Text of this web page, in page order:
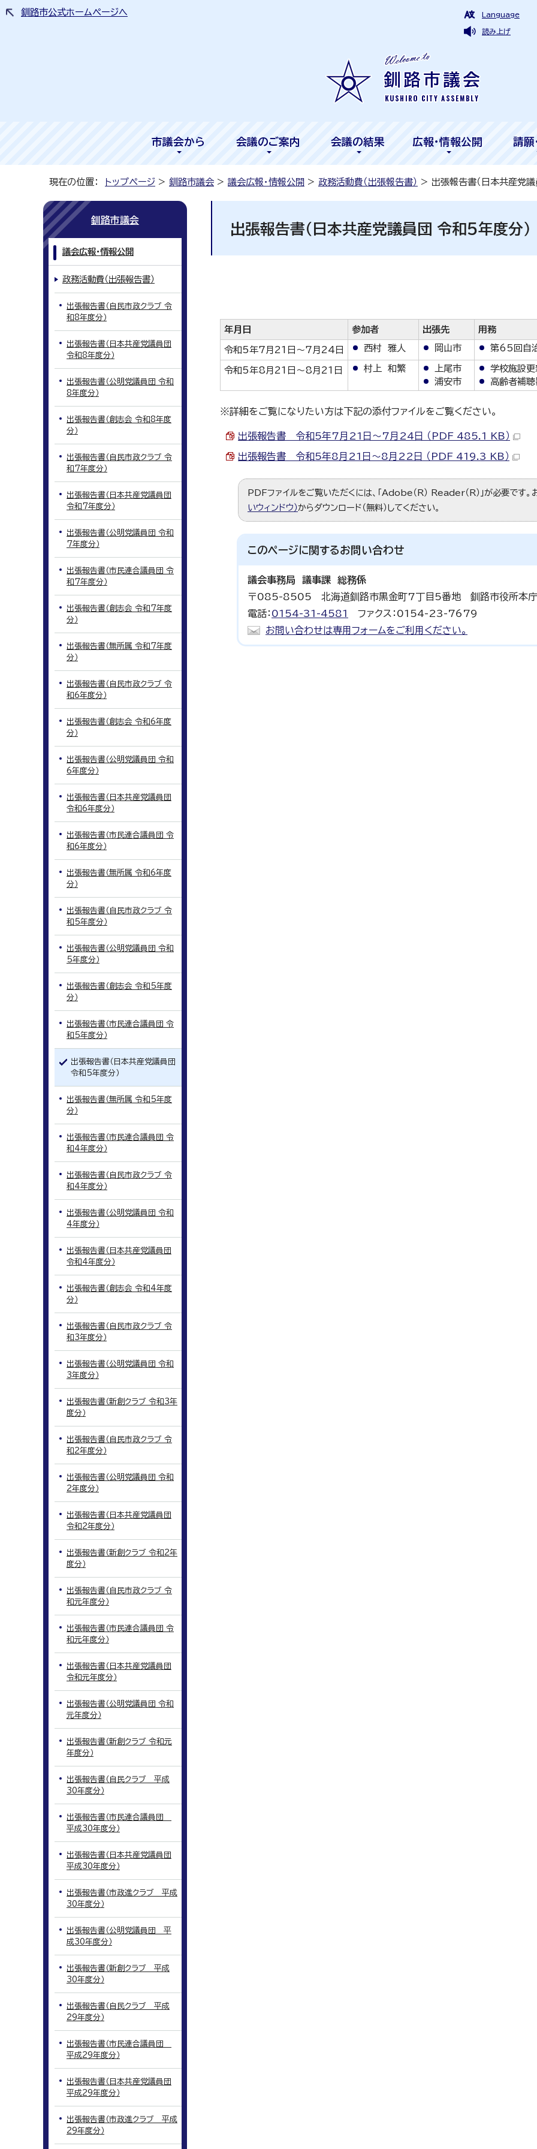
Language
読み上げ
釧路市公式ホームページへ
市議会から 会議のご案内 会議の結果 広報・情報公開 請願
現在の位置： トップページ > 釧路市議会 > 議会広報・情報公開 > 政務活動費（出張報告書） > 出張報告書（日本共産党
出張報告書（日本共産党議員団 令和5年度分）
年月日 参加者 出張先 用務
令和5年7月21日～7月24日 西村 雅人 岡山市 第65回自
令和5年8月21日～8月21日 村上 和繁
上尾市
浦安市
学校施設
高齢者補
※詳細をご覧になりたい方は下記の添付ファイルをご覧ください。
出張報告書 令和5年7月21日～7月24日 （PDF 485.1 KB）
出張報告書 令和5年8月21日～8月22日 （PDF 419.3 KB）
PDFファイルをご覧いただくには、「Adobe（R） Reader（R）」が必要です
いウィンドウ）からダウンロード（無料）してください。
このページに関するお問い合わせ
議会事務局 議事課 総務係
〒085-8505 北海道釧路市黒金町7丁目5番地 釧路市役所本
電話： 0154-31-4581
ファクス：0154-23-7679
お問い合わせは専用フォームをご利用ください。
釧路市議会
議会広報・情報公開
政務活動費（出張報告書）
出張報告書（自民市政クラブ 令
和8年度分）
出張報告書（日本共産党議員団
令和8年度分）
出張報告書（公明党議員団 令和
8年度分）
出張報告書（創志会 令和8年度
分）
出張報告書（自民市政クラブ 令
和7年度分）
出張報告書（日本共産党議員団
令和7年度分）
出張報告書（公明党議員団 令和
7年度分）
出張報告書（市民連合議員団 令
和7年度分）
出張報告書（創志会 令和7年度
分）
出張報告書（無所属 令和7年度
分）
出張報告書（自民市政クラブ 令
和6年度分）
出張報告書（創志会 令和6年度
分）
出張報告書（公明党議員団 令和
6年度分）
出張報告書（日本共産党議員団
令和6年度分）
出張報告書（市民連合議員団 令
和6年度分）
出張報告書（無所属 令和6年度
分）
出張報告書（自民市政クラブ 令
和5年度分）
出張報告書（公明党議員団 令和
5年度分）
出張報告書（創志会 令和5年度
分）
出張報告書（市民連合議員団 令
和5年度分）
出張報告書（日本共産党議員団
令和5年度分）
出張報告書（無所属 令和5年度
分）
出張報告書（市民連合議員団 令
和4年度分）
出張報告書（自民市政クラブ 令
和4年度分）
出張報告書（公明党議員団 令和
4年度分）
出張報告書（日本共産党議員団
令和4年度分）
出張報告書（創志会 令和4年度
分）
出張報告書（自民市政クラブ 令
和3年度分）
出張報告書（公明党議員団 令和
3年度分）
出張報告書（新創クラブ 令和3年
度分）
出張報告書（自民市政クラブ 令
和2年度分）
出張報告書（公明党議員団 令和
2年度分）
出張報告書（日本共産党議員団
令和2年度分）
出張報告書（新創クラブ 令和2年
度分）
出張報告書（自民市政クラブ 令
和元年度分）
出張報告書（市民連合議員団 令
和元年度分）
出張報告書（日本共産党議員団
令和元年度分）
出張報告書（公明党議員団 令和
元年度分）
出張報告書（新創クラブ 令和元
年度分）
出張報告書（自民クラブ 平成
30年度分）
出張報告書（市民連合議員団
平成30年度分）
出張報告書（日本共産党議員団
平成30年度分）
出張報告書（市政進クラブ 平成
30年度分）
出張報告書（公明党議員団 平
成30年度分）
出張報告書（新創クラブ 平成
30年度分）
出張報告書（自民クラブ 平成
29年度分）
出張報告書（市民連合議員団
平成29年度分）
出張報告書（日本共産党議員団
平成29年度分）
出張報告書（市政進クラブ 平成
29年度分）